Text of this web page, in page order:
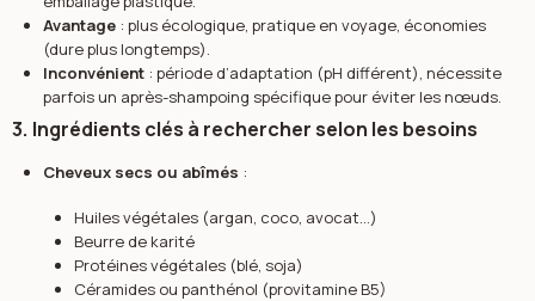
Avantage: plus écologique, pratique en voyage, économies
(dure plus longtemps).
Inconvénient: période d’adaptation (pH différent), nécessite
parfois un après-shampoing spécifique pour éviter les nœuds.
3. Ingrédients clés à rechercher selon les besoins
Cheveux secs ou abîmés :
Huiles végétales (argan, coco, avocat…)
Beurre de karité
Protéines végétales (blé, soja)
Céramides ou panthénol (provitamine B5)